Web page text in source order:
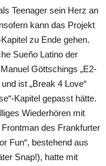
Teenager sein Herz an
kann das Projekt
zu Ende gehen.
Sueño Latino der
Göttschings „E2-
ist „Break 4 Love“
Kapitel gepasst hätte.
Wiederhören mit
des Frankfurter
Fun“, bestehend aus
Snap!), hatte mit